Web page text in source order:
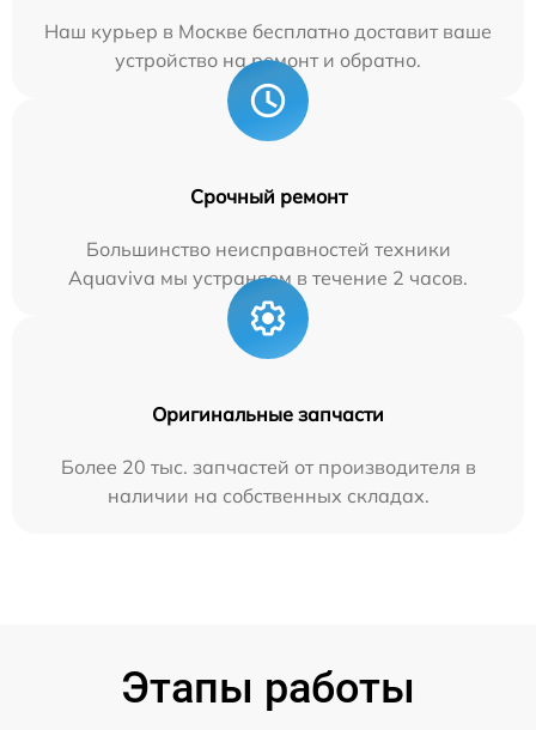
Наш курьер в Москве бесплатно доставит ваше
устройство на ремонт и обратно.
Срочный ремонт
Большинство неисправностей техники
Aquaviva мы устраняем в течение 2 часов.
Оригинальные запчасти
Более 20 тыс. запчастей от производителя в
наличии на собственных складах.
Этапы работы